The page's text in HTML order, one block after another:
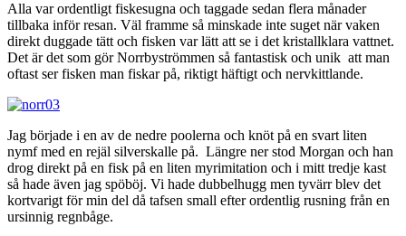
Alla var ordentligt fiskesugna och taggade sedan flera månader
tillbaka inför resan. Väl framme så minskade inte suget när vaken
direkt duggade tätt och fisken var lätt att se i det kristallklara vattnet.
Det är det som gör Norrbyströmmen så fantastisk och unik att man
oftast ser fisken man fiskar på, riktigt häftigt och nervkittlande.
Jag började i en av de nedre poolerna och knöt på en svart liten
nymf med en rejäl silverskalle på. Längre ner stod Morgan och han
drog direkt på en fisk på en liten myrimitation och i mitt tredje kast
så hade även jag spöböj. Vi hade dubbelhugg men tyvärr blev det
kortvarigt för min del då tafsen small efter ordentlig rusning från en
ursinnig regnbåge.